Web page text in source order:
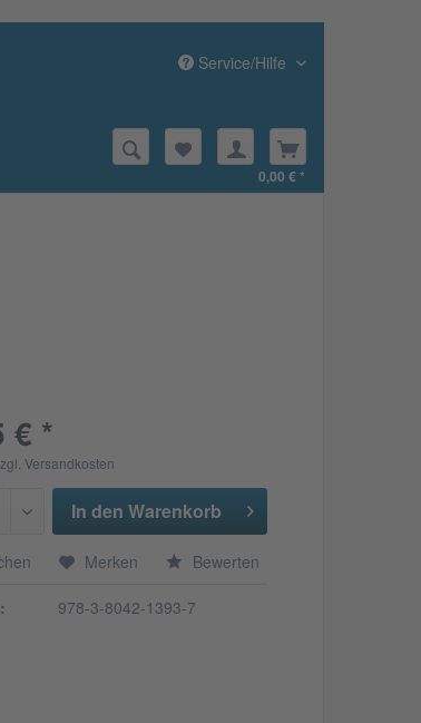
Service/Hilfe
0,00 € *
€ *
Versandkosten
In den Warenkorb
Merken Bewerten
978-3-8042-1393-7